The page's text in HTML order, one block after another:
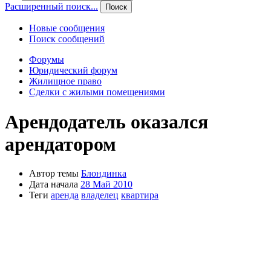
Расширенный поиск...
Поиск
Новые сообщения
Поиск сообщений
Форумы
Юридический форум
Жилищное право
Сделки с жилыми помещениями
Арендодатель оказался
арендатором
Автор темы Блондинка
Дата начала 28 Май 2010
Теги аренда владелец квартира